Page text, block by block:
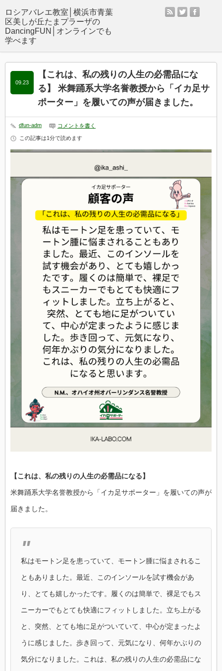
rss twitter
【これは、私の残りの人生の必需品にな
る】 米舞踊系大学名誉教授から「イカ足サ
ポーター」を履いての声が届きました。
09.23
dfun-adm コメントを書く
この記事は1分で読めます
【これは、私の残りの人生の必需品になる】
米舞踊系大学名誉教授から「イカ足サポーター」を履いての声が
届きました。
私はモートン足を患っていて、モートン腫に悩まされるこ
ともありました。最近、このインソールを試す機会があ
り、とても嬉しかったです。履くのは簡単で、裸足でもス
ニーカーでもとても快適にフィットしました。立ち上がる
と、突然、とても地に足がついていて、中心が定まったよ
うに感じました。歩き回って、元気になり、何年かぶりの
気分になりました。これは、私の残りの人生の必需品にな